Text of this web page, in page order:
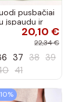
pusbačiai
įspaudu ir
kvadratiniu
priekiu Kerawa
20,10 €
22,34 €
37 38 39
41